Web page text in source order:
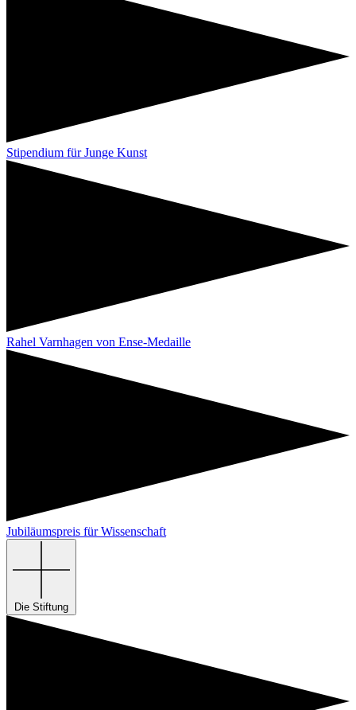
Stipendium für Junge Kunst
Rahel Varnhagen von Ense-Medaille
Jubiläumspreis für Wissenschaft
Die Stiftung